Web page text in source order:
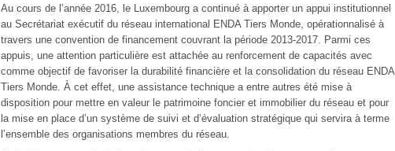
Au cours de l’année 2016, le Luxembourg a continué à apporter un appui institutionnel
au Secrétariat exécutif du réseau international ENDA Tiers Monde, opérationnalisé à
travers une convention de financement couvrant la période 2013-2017. Parmi ces
appuis, une attention particulière est attachée au renforcement de capacités avec
comme objectif de favoriser la durabilité financière et la consolidation du réseau ENDA
Tiers Monde. À cet effet, une assistance technique a entre autres été mise à
disposition pour mettre en valeur le patrimoine foncier et immobilier du réseau et pour
la mise en place d’un système de suivi et d’évaluation stratégique qui servira à terme
l’ensemble des organisations membres du réseau.